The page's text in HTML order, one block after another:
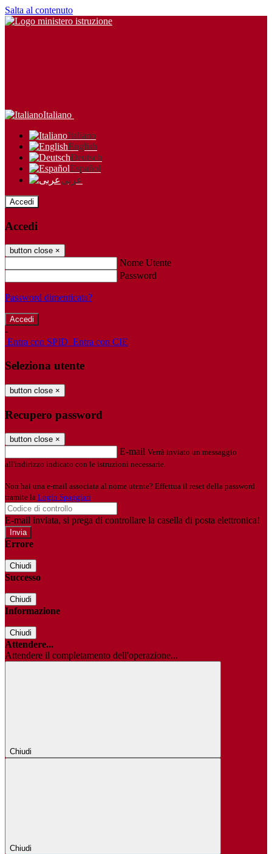
Salta al contenuto
Italiano
Italiano
English
Deutsch
Español
عربى
Accedi
Accedi
button close ×
Nome Utente
Password
Password dimenticata?
-
Entra con SPID Entra con CIE
Seleziona utente
button close ×
Recupero password
button close ×
E-mail Verrà inviato un messaggio
all'indirizzo indicato con le istruzioni necessarie.
Non hai una e-mail associata al nome utente? Effettua il reset della password
tramite la Login Spaggiari
E-mail inviata, si prega di controllare la casella di posta elettronica!
Errore
Chiudi
Successo
Chiudi
Informazione
Chiudi
Attendere...
Attendere il completamento dell'operazione...
Chiudi
Chiudi